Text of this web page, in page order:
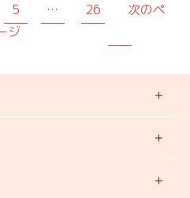
5 … 26
次のペ
ジ